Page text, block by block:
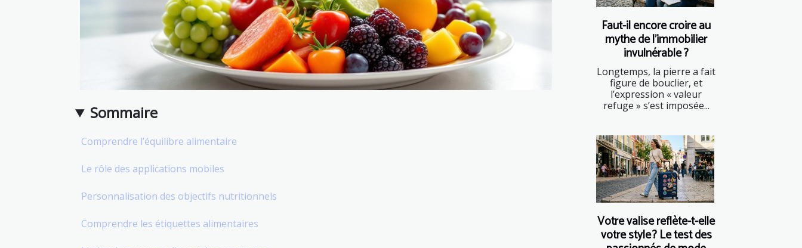
Sommaire
Comprendre l’équilibre alimentaire
Le rôle des applications mobiles
Personnalisation des objectifs nutritionnels
Comprendre les étiquettes alimentaires
Faut-il encore croire au
mythe de l’immobilier
invulnérable ?
Longtemps, la pierre a fait
figure de bouclier, et
l’expression « valeur
refuge » s’est imposée...
Votre valise reflète-t-elle
votre style ? Le test des